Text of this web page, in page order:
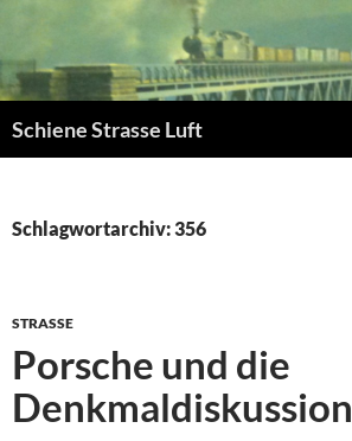
springen
Schiene Strasse Luft
Schlagwortarchiv: 356
STRASSE
Porsche und die
Denkmaldiskussion